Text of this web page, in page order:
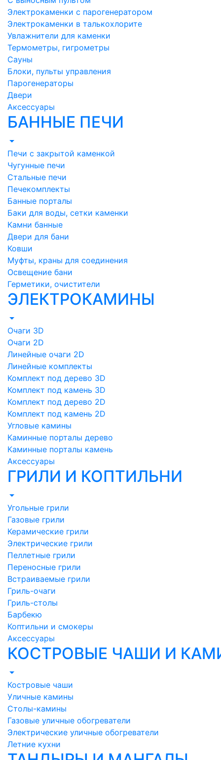
Электрокаменки с парогенератором
Электрокаменки в талькохлорите
Увлажнители для каменки
Термометры, гигрометры
Сауны
Блоки, пульты управления
Парогенераторы
Двери
Аксессуары
БАННЫЕ ПЕЧИ
Печи с закрытой каменкой
Чугунные печи
Стальные печи
Печекомплекты
Банные порталы
Баки для воды, сетки каменки
Камни банные
Двери для бани
Ковши
Муфты, краны для соединения
Освещение бани
Герметики, очистители
ЭЛЕКТРОКАМИНЫ
Очаги 3D
Очаги 2D
Линейные очаги 2D
Линейные комплекты
Комплект под дерево 3D
Комплект под камень 3D
Комплект под дерево 2D
Комплект под камень 2D
Угловые камины
Каминные порталы дерево
Каминные порталы камень
Аксессуары
ГРИЛИ И КОПТИЛЬНИ
Угольные грили
Газовые грили
Керамические грили
Электрические грили
Пеллетные грили
Переносные грили
Встраиваемые грили
Гриль-очаги
Гриль-столы
Барбекю
Коптильни и смокеры
Аксессуары
КОСТРОВЫЕ ЧАШИ И
Костровые чаши
Уличные камины
Столы-камины
Газовые уличные обогреватели
Электрические уличные обогреватели
Летние кухни